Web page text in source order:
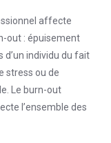
affecte
out : épuisement
individu du fait
stress ou de
Le burn-out
l’ensemble des